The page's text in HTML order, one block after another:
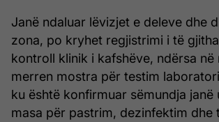
Janë ndaluar lëvizjet e deleve dhe
zona, po kryhet regjistrimi i të
kontroll klinik i kafshëve, ndërsa në
merren mostra për testim
ku është konfirmuar sëmundja janë
masa për pastrim, dezinfektim dhe